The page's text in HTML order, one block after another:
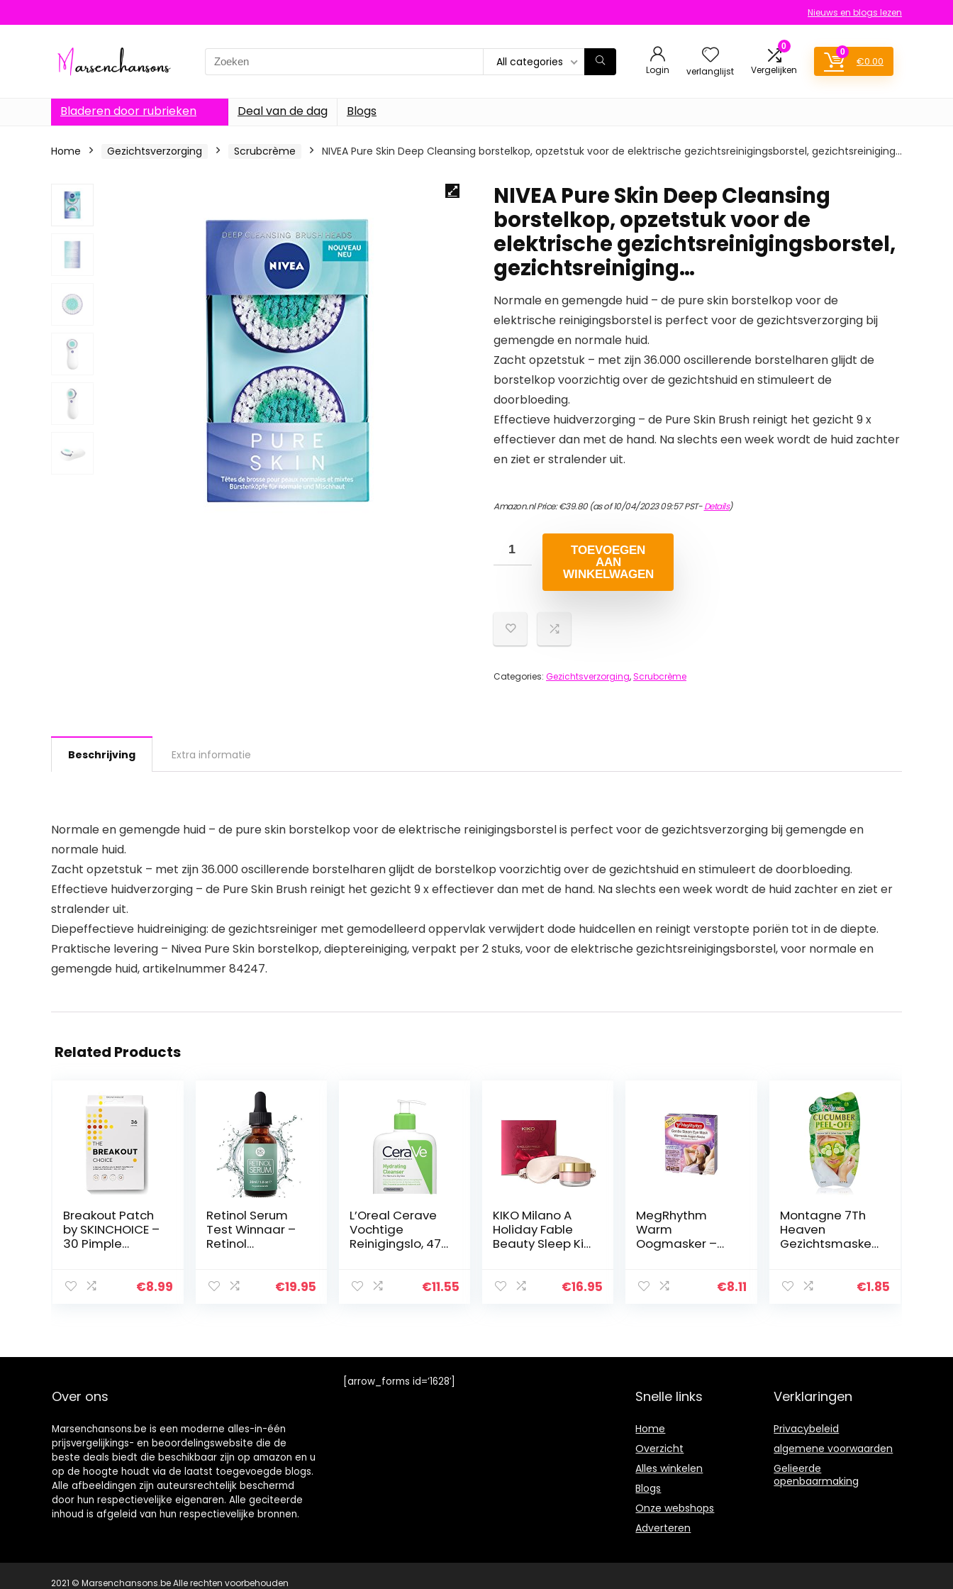
Nieuws en blogs lezen
Search
for:
All categories
Login verlanglijst
0
Vergelijken
0
€0.00
Bladeren door rubrieken Deal van de dag Blogs
Home Gezichtsverzorging Scrubcrème NIVEA Pure Skin Deep Cleansing borstelkop, opzetstuk voor de elektrische gezichtsreinigingsborstel, gezichtsreiniging…
NIVEA Pure Skin Deep Cleansing
borstelkop, opzetstuk voor de
elektrische gezichtsreinigingsborstel,
gezichtsreiniging…
Normale en gemengde huid – de pure skin borstelkop voor de
elektrische reinigingsborstel is perfect voor de gezichtsverzorging bij
gemengde en normale huid.
Zacht opzetstuk – met zijn 36.000 oscillerende borstelharen glijdt de
borstelkop voorzichtig over de gezichtshuid en stimuleert de
doorbloeding.
Effectieve huidverzorging – de Pure Skin Brush reinigt het gezicht 9 x
effectiever dan met de hand. Na slechts een week wordt de huid zachter
en ziet er stralender uit.
Amazon.nl Price:€39.80(as of 10/04/2023 09:57 PST-Details)
TOEVOEGEN
AAN
WINKELWAGEN
Categories: Gezichtsverzorging,Scrubcrème
Beschrijving Extra informatie
Normale en gemengde huid – de pure skin borstelkop voor de elektrische reinigingsborstel is perfect voor de gezichtsverzorging bij gemengde en
normale huid.
Zacht opzetstuk – met zijn 36.000 oscillerende borstelharen glijdt de borstelkop voorzichtig over de gezichtshuid en stimuleert de doorbloeding.
Effectieve huidverzorging – de Pure Skin Brush reinigt het gezicht 9 x effectiever dan met de hand. Na slechts een week wordt de huid zachter en ziet er
stralender uit.
Diepeffectieve huidreiniging: de gezichtsreiniger met gemodelleerd oppervlak verwijdert dode huidcellen en reinigt verstopte poriën tot in de diepte.
Praktische levering – Nivea Pure Skin borstelkop, dieptereiniging, verpakt per 2 stuks, voor de elektrische gezichtsreinigingsborstel, voor normale en
gemengde huid, artikelnummer 84247.
Related Products
Breakout Patch
by SKINCHOICE –
30 Pimple
Hydrocolloïde
€8.99
Retinol Serum
Test Winnaar –
Retinol
m met Vitamine
€19.95
L’Oreal Cerave
Vochtige
Reinigingslo, 473
€11.55
KIKO Milano A
Holiday Fable
Beauty Sleep Kit
Gezichtsmasker
€16.95
MegRhythm
Warm
Oogmasker –
Lavendelgeur –
€8.11
Montagne 7Th
Heaven
Gezichtsmasker
€1.85
Over ons
Marsenchansons.be is een moderne alles-in-één
prijsvergelijkings- en beoordelingswebsite die de
beste deals biedt die beschikbaar zijn op amazon en u
op de hoogte houdt via de laatst toegevoegde blogs.
Alle afbeeldingen zijn auteursrechtelijk beschermd
door hun respectievelijke eigenaren. Alle geciteerde
inhoud is afgeleid van hun respectievelijke bronnen.
[arrow_forms id=’1628′]
Snelle links
Home
Overzicht
Alles winkelen
Blogs
Onze webshops
Adverteren
Verklaringen
Privacybeleid
algemene voorwaarden
Gelieerde
openbaarmaking
2021 © Marsenchansons.be Alle rechten voorbehouden